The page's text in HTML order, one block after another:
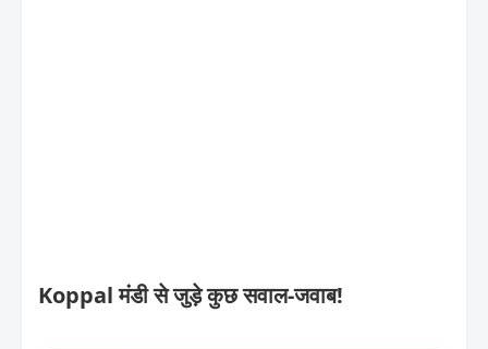
Koppal मंडी से जुड़े कुछ सवाल-जवाब!